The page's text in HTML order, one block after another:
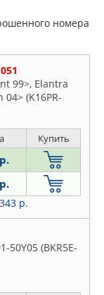
номера
99>, Elantra
04> (K16PR-
Купить
р.
50Y05 (BKR5E-